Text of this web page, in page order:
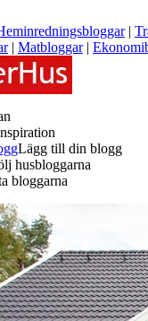
|
| Matbloggar|
Lägg till din blogg
husbloggarna
bloggarna